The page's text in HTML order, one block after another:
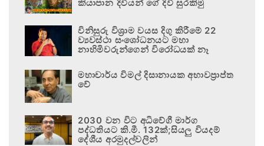
කියාපාන දිවියන් ගේ දිවි සුරකිමු
විනිසුරු විශ්‍රාම වයස දිගු කිරීමේ 22
ව්‍යවස්ථා සංශෝධනයට මහා
නාහිමිවරුන්ගෙන් විරෝධයක් නෑ
මහාචාර්ය විමල් දිසානායක අභාවප්‍රාප්ත
වේ
2030 වන විට අධිවේගී මාර්ග
පද්ධතියට කි.මී. 132ක්;සියලු වියදම්
දේශීය අරමුදල්වලින්